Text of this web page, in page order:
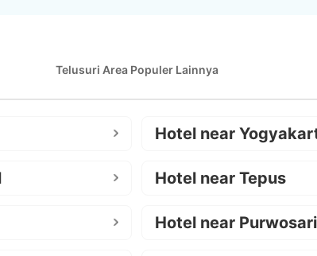
Telusuri Area Populer Lainnya
Hotel near
Hotel near Tepus
Hotel near Purwosari